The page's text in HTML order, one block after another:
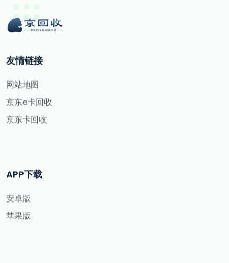
友情链接
网站地图
京东e卡回收
京东卡回收
APP下载
安卓版
苹果版